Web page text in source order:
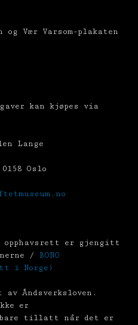
og Vær Varsom-plakaten
kan kjøpes via
Lange
Oslo
opphavsrett er gjengitt
/ BONO
i Norge)
Åndsverksloven.
er
bare tillatt når det er